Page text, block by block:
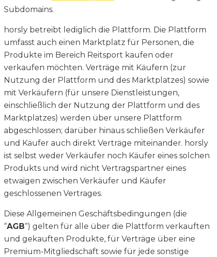
Subdomains.
horsly betreibt lediglich die Plattform. Die Plattform
umfasst auch einen Marktplatz für Personen, die
Produkte im Bereich Reitsport kaufen oder
verkaufen möchten. Verträge mit Käufern (zur
Nutzung der Plattform und des Marktplatzes) sowie
mit Verkäufern (für unsere Dienstleistungen,
einschließlich der Nutzung der Plattform und des
Marktplatzes) werden über unsere Plattform
abgeschlossen; darüber hinaus schließen Verkäufer
und Käufer auch direkt Verträge miteinander. horsly
ist selbst weder Verkäufer noch Käufer eines solchen
Produkts und wird nicht Vertragspartner eines
etwaigen zwischen Verkäufer und Käufer
geschlossenen Vertrages.
Diese Allgemeinen Geschäftsbedingungen (die
“AGB“) gelten für alle über die Plattform verkauften
und gekauften Produkte, für Verträge über eine
Premium-Mitgliedschaft sowie für jede sonstige